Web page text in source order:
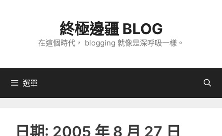
內
終極邊疆 BLOG
在這個時代， blogging 就像是深呼吸一樣。
選單
日期: 2005 年 8 月 27 日